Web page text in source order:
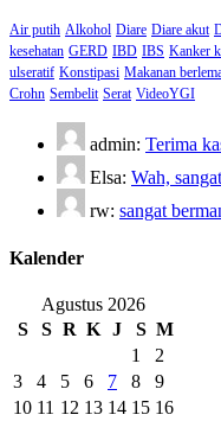
Air putih Alkohol Diare Diare akut
kesehatan GERD IBD IBS Kanker
ulseratif Konstipasi Makanan
Crohn Sembelit Serat VideoYGI
admin: Terima
Elsa: Wah,
rw: sangat
Kalender
Agustus 2026
S
S R K J S M
1
2
3
4 5 6 7 8
9
10 11 12 13 14 15 16